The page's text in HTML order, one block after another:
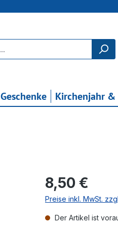
Geschenke Kirchenjahr &
Regulärer Preis:
8,50 €
Preise inkl. MwSt.
Der Artikel ist